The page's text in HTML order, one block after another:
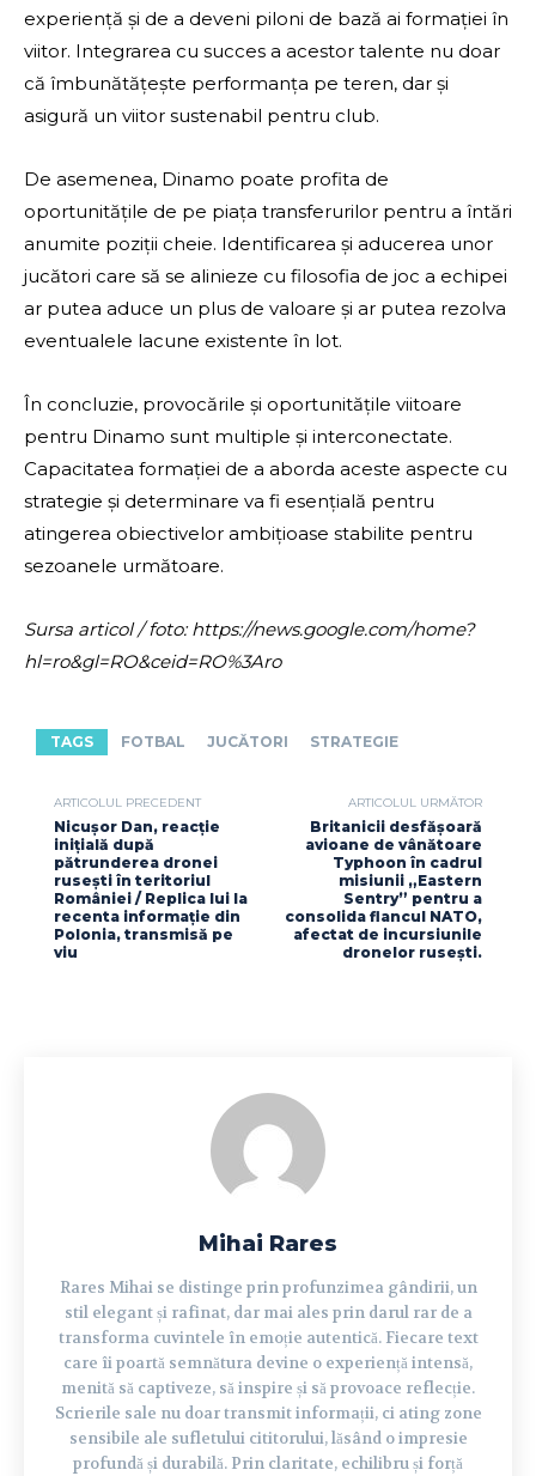
experiență și de a deveni piloni de bază ai formației în
viitor. Integrarea cu succes a acestor talente nu doar
că îmbunătățește performanța pe teren, dar și
asigură un viitor sustenabil pentru club.
De asemenea, Dinamo poate profita de
oportunitățile de pe piața transferurilor pentru a întări
anumite poziții cheie. Identificarea și aducerea unor
jucători care să se alinieze cu filosofia de joc a echipei
ar putea aduce un plus de valoare și ar putea rezolva
eventualele lacune existente în lot.
În concluzie, provocările și oportunitățile viitoare
pentru Dinamo sunt multiple și interconectate.
Capacitatea formației de a aborda aceste aspecte cu
strategie și determinare va fi esențială pentru
atingerea obiectivelor ambițioase stabilite pentru
sezoanele următoare.
Sursa articol / foto: https://news.google.com/home?
hl=ro&gl=RO&ceid=RO%3Aro
TAGS FOTBAL JUCĂTORI STRATEGIE
ARTICOLUL PRECEDENT
Nicușor Dan, reacție
inițială după
pătrunderea dronei
rusești în teritoriul
României / Replica lui la
recenta informație din
Polonia, transmisă pe
viu
ARTICOLUL URMĂTOR
Britanicii desfășoară
avioane de vânătoare
Typhoon în cadrul
misiunii „Eastern
Sentry” pentru a
consolida flancul NATO,
afectat de incursiunile
dronelor rusești.
Mihai Rares
Rares Mihai se distinge prin profunzimea gândirii, un
stil elegant și rafinat, dar mai ales prin darul rar de a
transforma cuvintele în emoție autentică. Fiecare text
care îi poartă semnătura devine o experiență intensă,
menită să captiveze, să inspire și să provoace reflecție.
Scrierile sale nu doar transmit informații, ci ating zone
sensibile ale sufletului cititorului, lăsând o impresie
profundă și durabilă. Prin claritate, echilibru și forță